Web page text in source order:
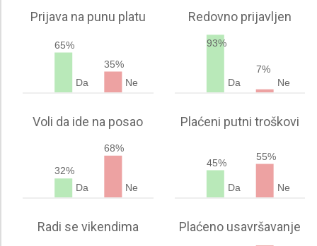
Prijava na punu platu
65%
Da
35%
Ne
Redovno prijavljen
93%
Da
7%
Ne
Voli da ide na posao
32%
Da
68%
Ne
Plaćeni putni troškovi
45%
Da
55%
Ne
Radi se vikendima Plaćeno usavršavanje